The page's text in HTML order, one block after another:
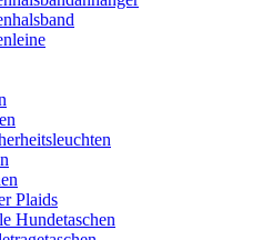
Plaids
Hundetaschen